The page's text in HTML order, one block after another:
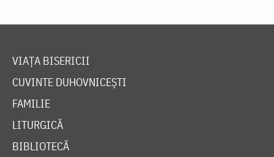
VIAȚA BISERICII
CUVINTE DUHOVNICEȘTI
FAMILIE
LITURGICĂ
BIBLIOTECĂ